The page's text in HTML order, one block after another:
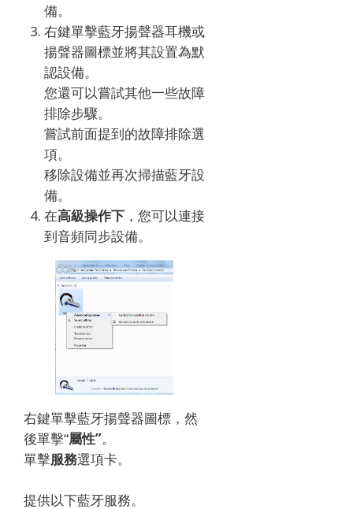
備。
右鍵單擊藍牙揚聲器耳機或
揚聲器圖標並將其設置為默
認設備。
您還可以嘗試其他一些故障
排除步驟。
嘗試前面提到的故障排除選
項。
移除設備並再次掃描藍牙設
備。
在高級操作下 ，您可以連接
到音頻同步設備。
右鍵單擊藍牙揚聲器圖標，然
後單擊“屬性”。
單擊服務選項卡。
提供以下藍牙服務。